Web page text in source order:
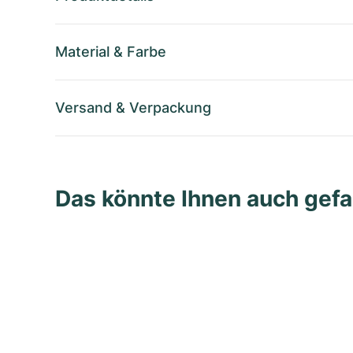
Material & Farbe
Versand & Verpackung
Das könnte Ihnen auch